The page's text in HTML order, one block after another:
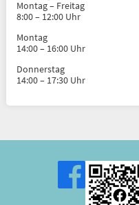
Montag – Freitag
8:00 – 12:00 Uhr
Montag
14:00 – 16:00 Uhr
Donnerstag
14:00 – 17:30 Uhr